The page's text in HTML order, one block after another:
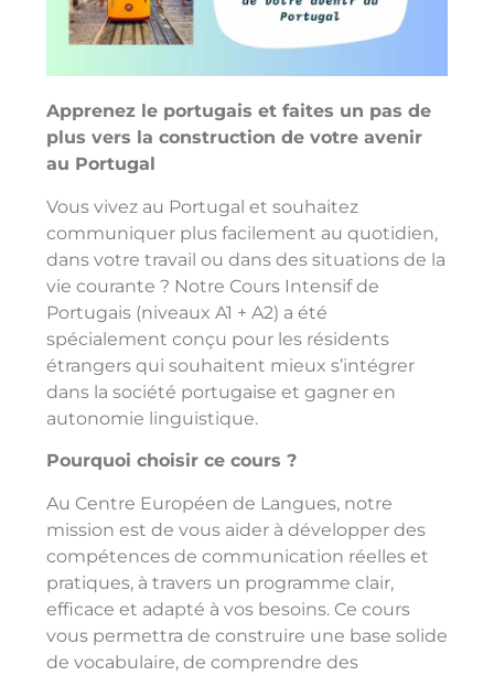
Apprenez le portugais et faites un pas de
plus vers la construction de votre avenir
au Portugal
Vous vivez au Portugal et souhaitez
communiquer plus facilement au quotidien,
dans votre travail ou dans des situations de la
vie courante ? Notre Cours Intensif de
Portugais (niveaux A1 + A2) a été
spécialement conçu pour les résidents
étrangers qui souhaitent mieux s’intégrer
dans la société portugaise et gagner en
autonomie linguistique.
Pourquoi choisir ce cours ?
Au Centre Européen de Langues, notre
mission est de vous aider à développer des
compétences de communication réelles et
pratiques, à travers un programme clair,
efficace et adapté à vos besoins. Ce cours
vous permettra de construire une base solide
de vocabulaire, de comprendre des